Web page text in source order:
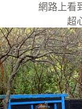
網路上看
超